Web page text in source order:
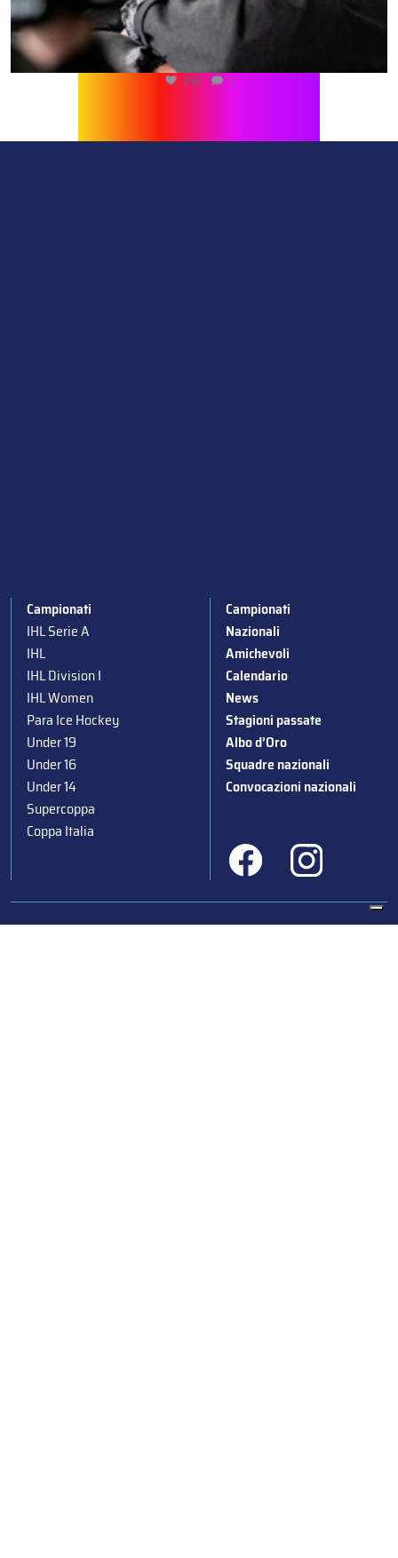
216 1
Campionati
IHL Serie A
IHL
IHL Division I
IHL Women
Para Ice Hockey
Under 19
Under 16
Under 14
Supercoppa
Coppa Italia
Campionati
Nazionali
Amichevoli
Calendario
News
Stagioni passate
Albo d’Oro
Squadre nazionali
Convocazioni nazionali